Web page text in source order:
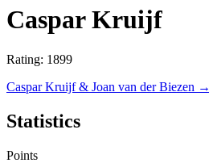
Caspar Kruijf
Rating: 1899
Caspar Kruijf & Joan van der Biezen →
Statistics
Points